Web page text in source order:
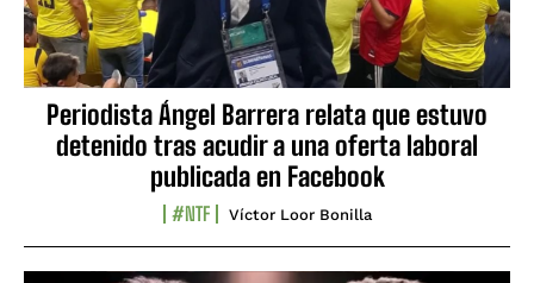
Periodista Ángel Barrera relata que estuvo
detenido tras acudir a una oferta laboral
publicada en Facebook
#NTF Víctor Loor Bonilla